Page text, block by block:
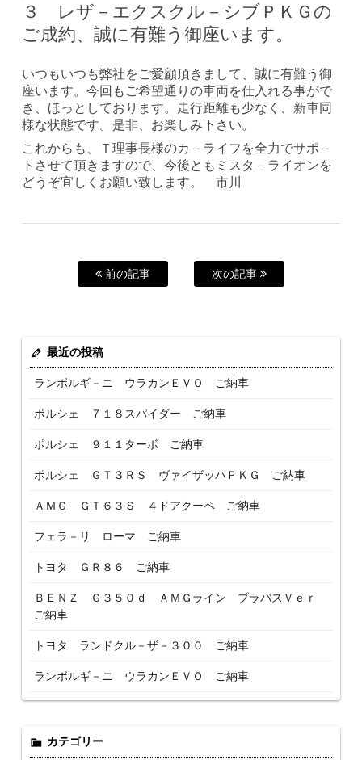
３ レザ－エクスクル－シブＰＫＧの
ご成約、誠に有難う御座います。
いつもいつも弊社をご愛顧頂きまして、誠に有難う御
座います。今回もご希望通りの車両を仕入れる事がで
き、ほっとしております。走行距離も少なく、新車同
様な状態です。是非、お楽しみ下さい。
これからも、Ｔ理事長様のカ－ライフを全力でサポ－
トさせて頂きますので、今後ともミスタ－ライオンを
どうぞ宜しくお願い致します。 市川
前の記事 次の記事
最近の投稿
ランボルギ－ニ ウラカンＥＶＯ ご納車
ポルシェ ７１８スパイダー ご納車
ポルシェ ９１１ターボ ご納車
ポルシェ ＧＴ３ＲＳ ヴァイザッハＰＫＧ ご納車
ＡＭＧ ＧＴ６３Ｓ ４ドアクーペ ご納車
フェラ－リ ローマ ご納車
トヨタ ＧＲ８６ ご納車
ＢＥＮＺ Ｇ３５０ｄ ＡＭＧライン ブラバスＶｅｒ
ご納車
トヨタ ランドクル－ザ－３００ ご納車
ランボルギ－ニ ウラカンＥＶＯ ご納車
カテゴリー